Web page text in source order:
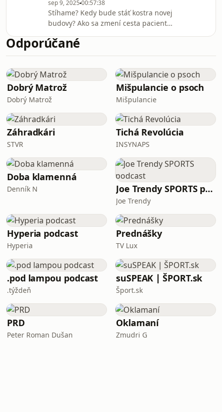
a čo konkrétne klientom ponúka.
Diskutovali sme o jednotlivých
balíčkoch – od Vitality, cez
MitoBalance konzultácie, analýzu
telesného zloženia, až po onko-preh
sep 9, 2025 00:57:38
Stíhame? Kedy bude stáť kostra novej
budovy? Ako sa zmení cesta pacienta
bude s parkovaním? Aj na tieto otázky
poznáme odpovede.Prvý diel nášho
najväčšieho zdravotníckeho projektu
na Slovensku – výstavby novej
Rooseveltovej nemocnice. Spolu s
riaditeľkou nemocnice Miriam
Lapuníkovou a vedúcou Koordinačnej
jednotky Nová nemocnica Janou K
Odporúčané
Dobrý Matrož
Dobrý Matrož
Mišpulancie o psoch
Mišpulancie
Záhradkári
STVR
Tichá Revolúcia
INSYNAPS
Doba klamenná
Denník N Joe Trendy SPORTS podcast
Joe Trendy
Hyperia podcast
Hyperia
Prednášky
TV Lux
.pod lampou podcast
.týždeň
suSPEAK ∣ ŠPORT.sk
Šport.sk
PRD
Peter Roman Dušan
Oklamaní
Zmudri G